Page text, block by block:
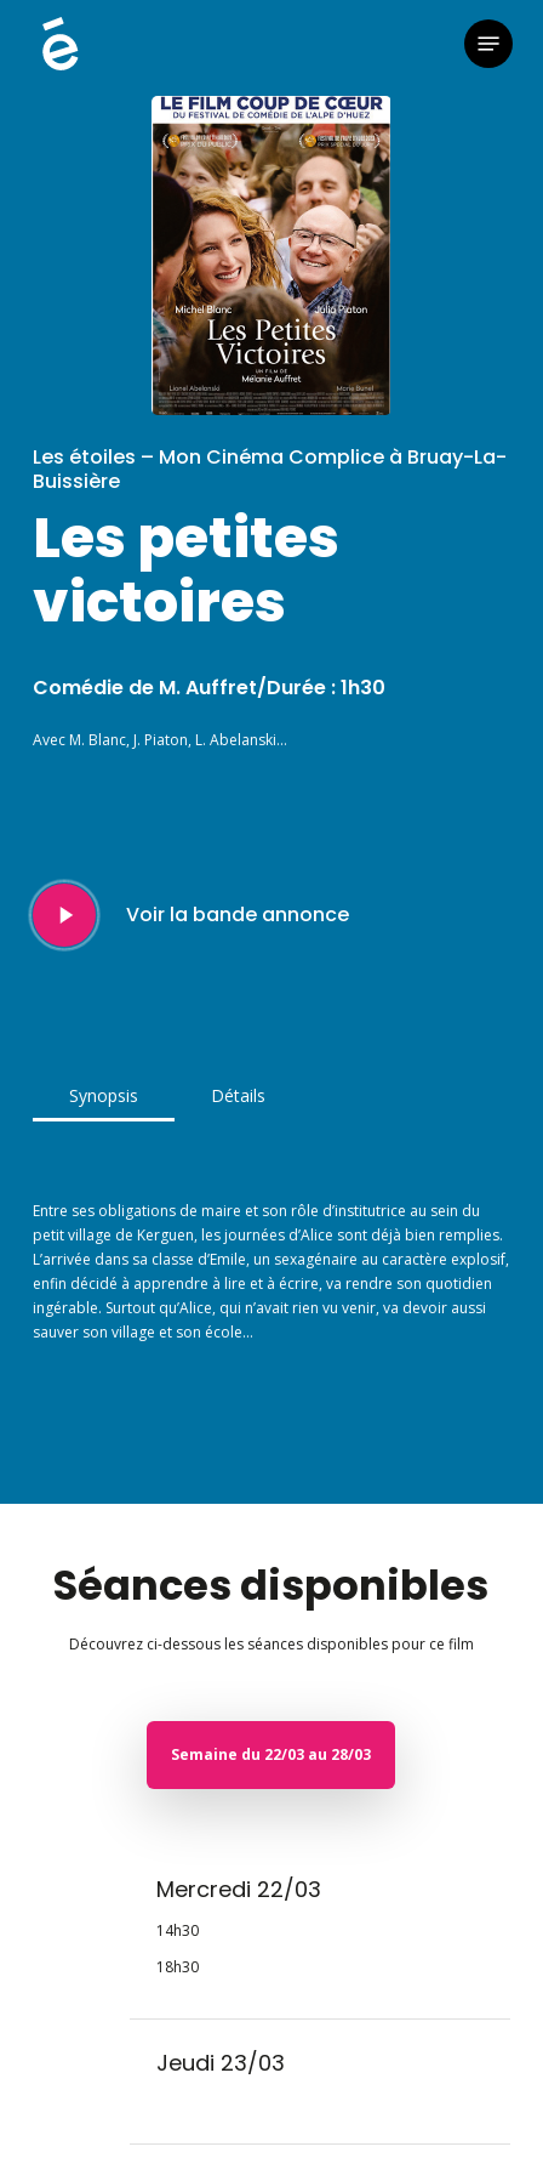
Menu
Les étoiles – Mon Cinéma Complice à Bruay-La-
Buissière
Les petites
victoires
Comédie de M. Auffret/Durée : 1h30
Avec M. Blanc, J. Piaton, L. Abelanski…
Play
Video
Voir la bande annonce
Synopsis Détails
Entre ses obligations de maire et son rôle d’institutrice au sein du
petit village de Kerguen, les journées d’Alice sont déjà bien remplies.
L’arrivée dans sa classe d’Emile, un sexagénaire au caractère explosif,
enfin décidé à apprendre à lire et à écrire, va rendre son quotidien
ingérable. Surtout qu’Alice, qui n’avait rien vu venir, va devoir aussi
sauver son village et son école…
Séances disponibles
Découvrez ci-dessous les séances disponibles pour ce film
Semaine du 22/03 au 28/03
Mercredi 22/03
14h30
18h30
Jeudi 23/03